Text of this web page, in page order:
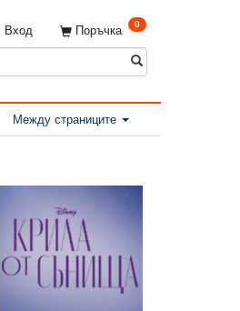
Поръчка 0
Вход
Между страниците